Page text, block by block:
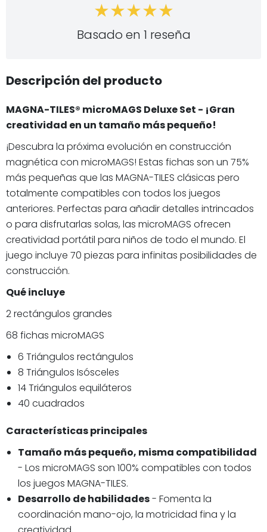
Basado en 1 reseña
Descripción del producto
MAGNA-TILES® microMAGS Deluxe Set - ¡Gran
creatividad en un tamaño más pequeño!
¡Descubra la próxima evolución en construcción
magnética con microMAGS! Estas fichas son un 75%
más pequeñas que las MAGNA-TILES clásicas pero
totalmente compatibles con todos los juegos
anteriores. Perfectas para añadir detalles intrincados
o para disfrutarlas solas, las microMAGS ofrecen
creatividad portátil para niños de todo el mundo. El
juego incluye 70 piezas para infinitas posibilidades de
construcción.
Qué incluye
2 rectángulos grandes
68 fichas microMAGS
6 Triángulos rectángulos
8 Triángulos Isósceles
14 Triángulos equiláteros
40 cuadrados
Características principales
Tamaño más pequeño, misma compatibilidad
- Los microMAGS son 100% compatibles con todos
los juegos MAGNA-TILES.
Desarrollo de habilidades- Fomenta la
coordinación mano-ojo, la motricidad fina y la